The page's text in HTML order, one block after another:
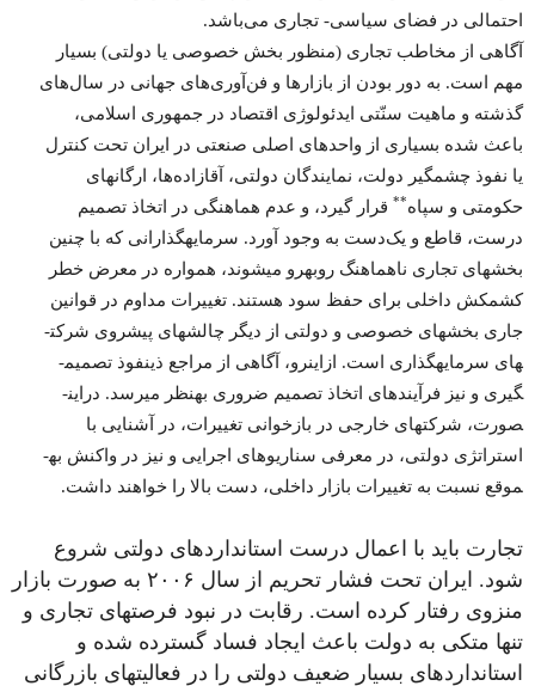
احتمالی در فضای سیاسی- تجاری می‌­باشد.
آگاهی از مخاطب تجاری (منظور بخش خصوصی یا دولتی) بسیار
مهم است. به ­دور بودن از بازارها و فن­‌آوری­‌های جهانی در سال­‌های
گذشته و ماهیت سنّتی ایدئولوژی اقتصاد در جمهوری اسلامی،
باعث شده بسیاری از واحدهای اصلی صنعتی در ایران تحت کنترل
یا نفوذ چشمگیر دولت، نمایندگان دولتی، آقازاده‌­ها، ارگا‌ن­های
حکومتی و سپاه** قرار گیرد، و عدم هماهنگی در اتخاذ تصمیم
درست، قاطع و یک‌دست به ­وجود آورد. سرمایه­گذارانی که با چنین
بخش­های تجاری ناهماهنگ روبه­رو می­شوند، همواره در معرض خطر
کشمکش داخلی برای حفظ سود هستند. تغییرات مداوم در قوانین
جاری بخش­های خصوصی و دولتی از دیگر چالش­های پیش­روی شرکت­
های سرمایه­گذاری است. ازاین­رو، آگاهی از مراجع ذی­نفوذ تصمیم­
گیری و نیز فرآیندهای اتخاذ تصمیم ضروری به­نظر می­رسد. دراین­
صورت، شرکت­های خارجی در بازخوانی تغییرات، در آشنایی با
استراتژی دولتی، در معرفی سناریوهای اجرایی و نیز در واکنش به­
موقع نسبت به تغییرات بازار داخلی، دست بالا را خواهند داشت.
تجارت باید با اعمال درست استانداردهای دولتی شروع
شود. ایران تحت فشار تحریم از سال ۲۰۰۶ به صورت بازار
منزوی رفتار کرده است. رقابت در نبود فرصت­های تجاری و
تنها متکی به دولت باعث ایجاد فساد گسترده شده و
استانداردهای بسیار ضعیف دولتی را در فعالیت­های بازرگانی